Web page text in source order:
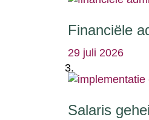
Financiële
29 juli 2026
Salaris